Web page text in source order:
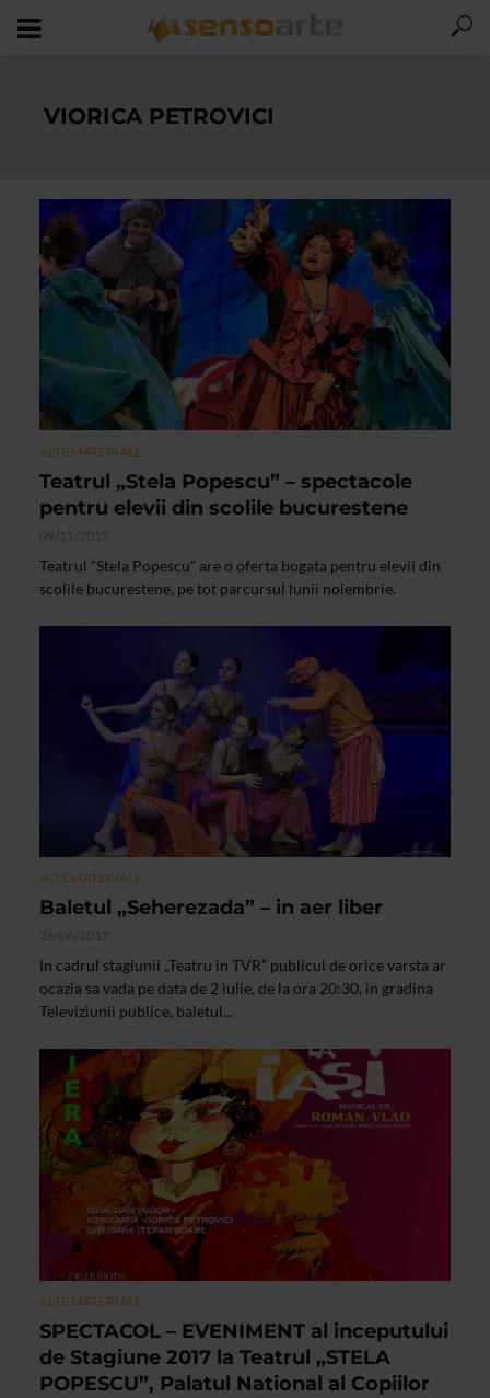
VIORICA PETROVICI
ALTE MATERIALE
Teatrul „Stela Popescu” – spectacole
pentru elevii din scolile bucurestene
09/11/2017
Teatrul “Stela Popescu” are o oferta bogata pentru elevii din
scolile bucurestene, pe tot parcursul lunii noiembrie.
ALTE MATERIALE
Baletul „Seherezada” – in aer liber
26/06/2017
In cadrul stagiunii „Teatru in TVR” publicul de orice varsta ar
ocazia sa vada pe data de 2 iulie, de la ora 20:30, in gradina
Televiziunii publice, baletul...
ALTE MATERIALE
SPECTACOL – EVENIMENT al inceputului
de Stagiune 2017 la Teatrul „STELA
POPESCU”, Palatul National al Copiilor